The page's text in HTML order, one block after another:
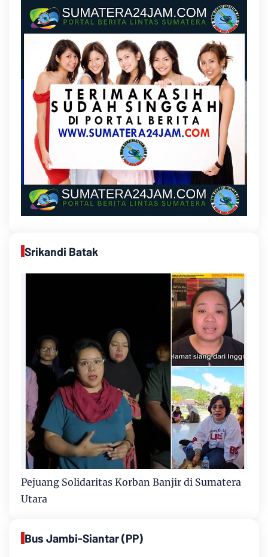
Srikandi Batak
Pejuang Solidaritas Korban Banjir di Sumatera
Utara
Bus Jambi-Siantar (PP)